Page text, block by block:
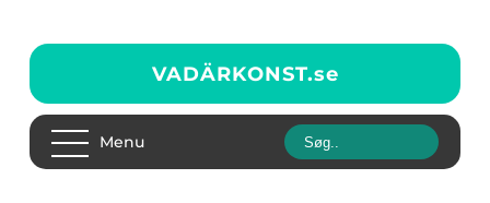
VADÄRKONST.se
Menu